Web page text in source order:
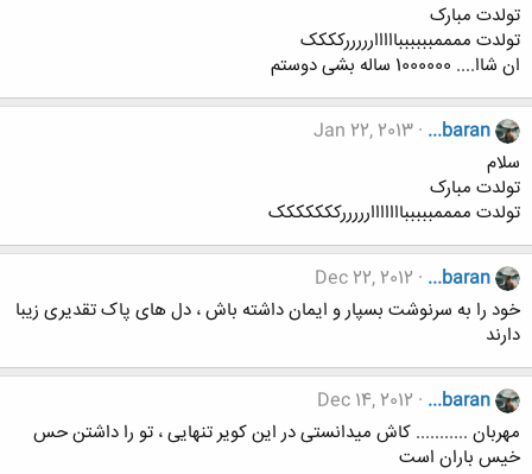
تولدت مبارک
تولدت ممممببببببااااارررررکککک
ان شاا.... 1000000 ساله بشی دوستم
...baran
Jan 22, 2013
سلام
تولدت مبارک
تولدت ممممبببببااااااارررررککککککک
...baran
Dec 22, 2012
خود را به سرنوشت بسپار و ایمان داشته باش ، دل های پاک تقدیری زیبا
دارند
...baran
Dec 14, 2012
مهربان ........... کاش میدانستی در این کویر تنهایی ، تو را داشتن حس
خیس باران است